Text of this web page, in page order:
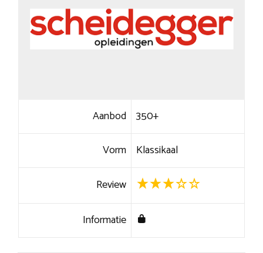
Aanbod 350+
Vorm Klassikaal
Review
Informatie